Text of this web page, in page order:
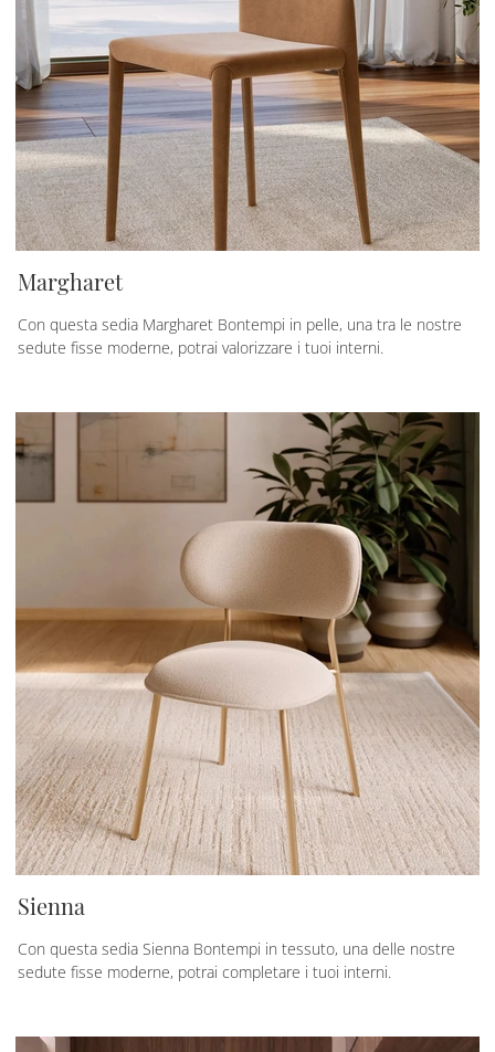
Margharet
Con questa sedia Margharet Bontempi in pelle, una tra le nostre
sedute fisse moderne, potrai valorizzare i tuoi interni.
Sienna
Con questa sedia Sienna Bontempi in tessuto, una delle nostre
sedute fisse moderne, potrai completare i tuoi interni.